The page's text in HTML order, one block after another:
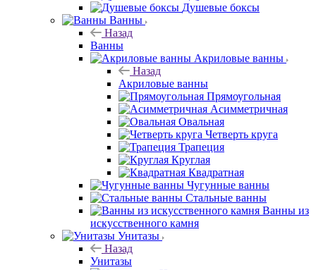
Душевые боксы
Ванны
Назад
Ванны
Акриловые ванны
Назад
Акриловые ванны
Прямоугольная
Асимметричная
Овальная
Четверть круга
Трапеция
Круглая
Квадратная
Чугунные ванны
Стальные ванны
Ванны из
искусственного камня
Унитазы
Назад
Унитазы